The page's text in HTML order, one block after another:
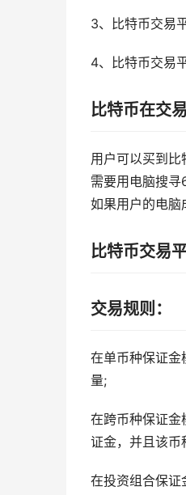
3、比特币交易
4、比特币交易
比特币在交
用户可以买到比
需要用电脑搜寻
如果用户的电脑
比特币交易
交易规则：
在单币种保证金
量;
在跨币种保证金
证金，并且该币
在投资组合保证